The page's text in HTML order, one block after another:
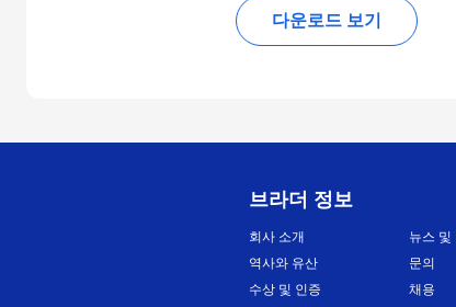
다운로드 보기
브라더 정보
회사 소개
역사와 유산
수상 및 인증
뉴스 및
문의
채용